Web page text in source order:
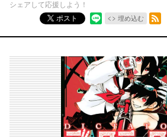
シェアして応援しよう！
ポスト
埋め込む
RSSフィード